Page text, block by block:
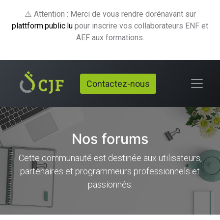
⚠️ Attention : Merci de vous rendre dorénavant sur
plattform.public.lu pour inscrire vos collaborateurs ENF et
AEF aux formations.
Contactez-nous
Nos forums
Cette communauté est destinée aux utilisateurs,
partenaires et programmeurs professionnels et
passionnés.